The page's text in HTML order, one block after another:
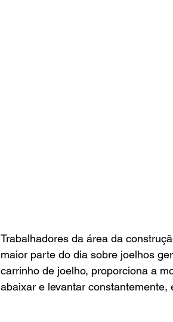
Trabalhadores da área da
maior parte do dia sobre joelhos
carrinho de joelho, proporciona a
abaixar e levantar constantemente,